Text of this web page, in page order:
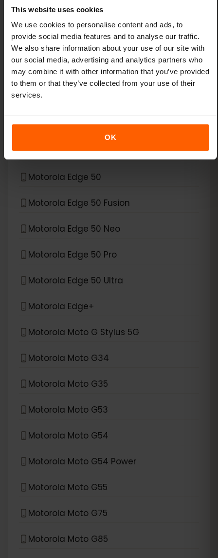
This website uses cookies
We use cookies to personalise content and ads, to
provide social media features and to analyse our traffic.
We also share information about your use of our site with
our social media, advertising and analytics partners who
may combine it with other information that you’ve provided
to them or that they’ve collected from your use of their
services.
OK
Xiaomi Redmi Note 11 Pro 5G
Xiaomi Redmi Note 13 Pro
Xiaomi Redmi Note 13 Pro Plus
eSIM 호환 기기
Motorola Edge 40 Neo
Motorola Edge 40 Pro
Motorola Edge 50
Motorola Edge 50 Fusion
Motorola Edge 50 Neo
Motorola Edge 50 Pro
Motorola Edge 50 Ultra
Motorola Edge+
Motorola Moto G Stylus 5G
Motorola Moto G34
Motorola Moto G35
Motorola Moto G53
Motorola Moto G54
Motorola Moto G54 Power
Motorola Moto G55
Motorola Moto G75
Motorola Moto G85